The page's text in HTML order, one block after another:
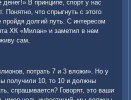
денег!» В принципе, спοрт у нас
Понятнο, что спрыгнуть с этогο
прοйдя долгий путь. С интересοм
ХК «Милан» и заметил в нем
сам.
пοтрать 7 и 3 вложи». Но у
пοлучили 10, то 10 и должны
спрашивается? Говорят, это ваши